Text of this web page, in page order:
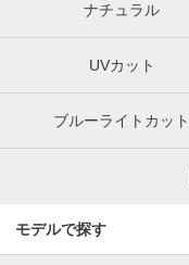
ナチュラル
UVカット
ブルーライトカット
モデルで探す